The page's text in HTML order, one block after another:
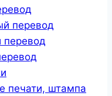
перевод
перевод
печати, штампа